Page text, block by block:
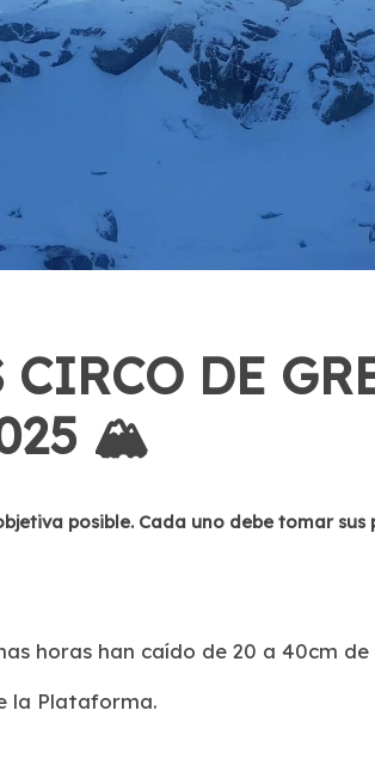
DE
🏔️
posible. Cada uno debe tomar
horas han caído de 20 a 40cm
la Plataforma.